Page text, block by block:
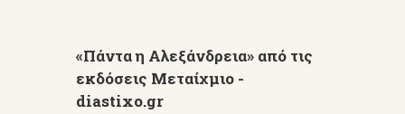
«Πάντα η Αλεξάνδρεια» από τις
εκδόσεις Μεταίχμιο -
diastixo.gr